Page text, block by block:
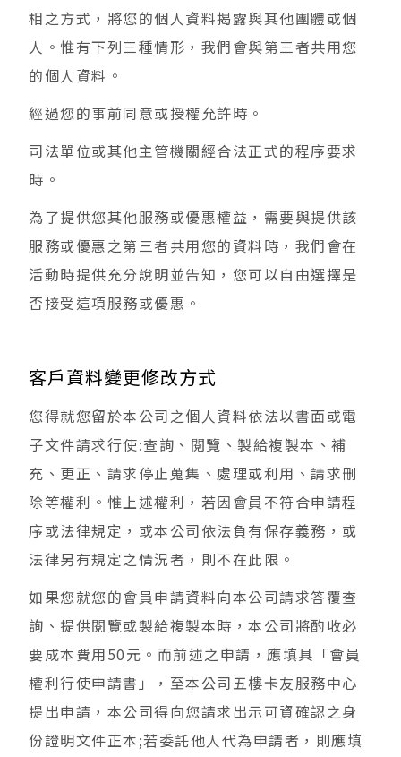
相之方式，將您的個人資料揭露與其他團體或個
人。惟有下列三種情形，我們會與第三者共用您
的個人資料。
經過您的事前同意或授權允許時。
司法單位或其他主管機關經合法正式的程序要求
時。
為了提供您其他服務或優惠權益，需要與提供該
服務或優惠之第三者共用您的資料時，我們會在
活動時提供充分說明並告知，您可以自由選擇是
否接受這項服務或優惠。
客戶資料變更修改方式
您得就您留於本公司之個人資料依法以書面或電
子文件請求行使:查詢、閱覽、製給複製本、補
充、更正、請求停止蒐集、處理或利用、請求刪
除等權利。惟上述權利，若因會員不符合申請程
序或法律規定，或本公司依法負有保存義務，或
法律另有規定之情況者，則不在此限。
如果您就您的會員申請資料向本公司請求答覆查
詢、提供閱覽或製給複製本時，本公司將酌收必
要成本費用50元。而前述之申請，應填具「會員
權利行使申請書」，至本公司五樓卡友服務中心
提出申請，本公司得向您請求出示可資確認之身
份證明文件正本;若委託他人代為申請者，則應填